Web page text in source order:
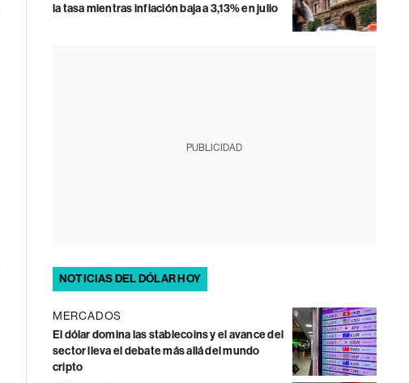
la tasa mientras inflación baja a 3,13% en julio
PUBLICIDAD
NOTICIAS DEL DÓLAR HOY
MERCADOS
El dólar domina las stablecoins y el avance del
sector lleva el debate más allá del mundo
cripto